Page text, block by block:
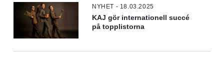
NYHET - 18.03.2025
KAJ gör internationell succé
på topplistorna